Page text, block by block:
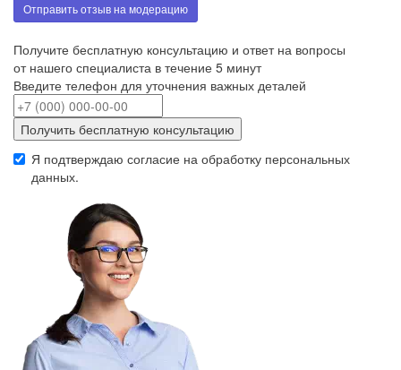
Отправить отзыв на модерацию
Получите бесплатную консультацию и ответ на вопросы
от нашего специалиста в течение 5 минут
Введите телефон для уточнения важных деталей
Получить бесплатную консультацию
Я подтверждаю согласие на обработку персональных
данных.